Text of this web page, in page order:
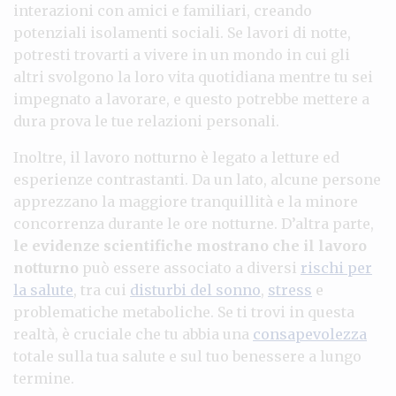
interazioni con amici e familiari, creando
potenziali isolamenti sociali. Se lavori di notte,
potresti trovarti a vivere in un mondo in cui gli
altri svolgono la loro vita quotidiana mentre tu sei
impegnato a lavorare, e questo potrebbe mettere a
dura prova le tue relazioni personali.
Inoltre, il lavoro notturno è legato a letture ed
esperienze contrastanti. Da un lato, alcune persone
apprezzano la maggiore tranquillità e la minore
concorrenza durante le ore notturne. D’altra parte,
le evidenze scientifiche mostrano che il lavoro
notturno può essere associato a diversi rischi per
la salute, tra cui disturbi del sonno, stress e
problematiche metaboliche. Se ti trovi in questa
realtà, è cruciale che tu abbia una consapevolezza
totale sulla tua salute e sul tuo benessere a lungo
termine.